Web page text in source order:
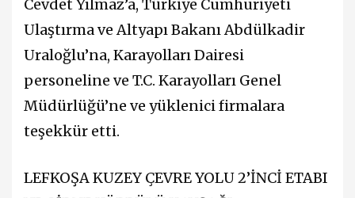
Cevdet Yılmaz’a, Türkiye Cumhuriyeti
Ulaştırma ve Altyapı Bakanı Abdülkadir
Uraloğlu’na, Karayolları Dairesi
personeline ve T.C. Karayolları Genel
Müdürlüğü’ne ve yüklenici firmalara
teşekkür etti.
LEFKOŞA KUZEY ÇEVRE YOLU 2’İNCİ ETABI